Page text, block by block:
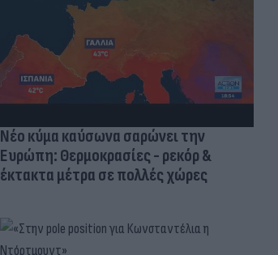
Νέο κύμα καύσωνα σαρώνει την
Ευρώπη: Θερμοκρασίες - ρεκόρ &
έκτακτα μέτρα σε πολλές χώρες